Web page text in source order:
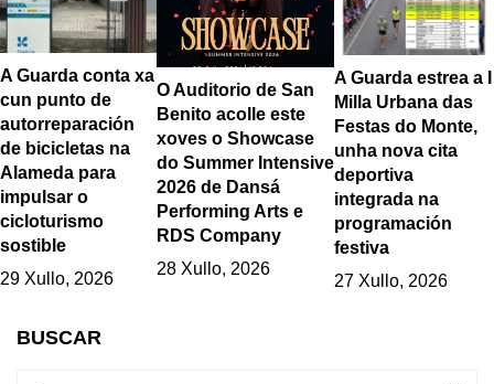
A Guarda conta xa
cun punto de
autorreparación
de bicicletas na
Alameda para
impulsar o
cicloturismo
sostible
29 Xullo, 2026
O Auditorio de San
Benito acolle este
xoves o Showcase
do Summer Intensive
2026 de Dansá
Performing Arts e
RDS Company
28 Xullo, 2026
A Guarda estrea a I
Milla Urbana das
Festas do Monte,
unha nova cita
deportiva
integrada na
programación
festiva
27 Xullo, 2026
BUSCAR